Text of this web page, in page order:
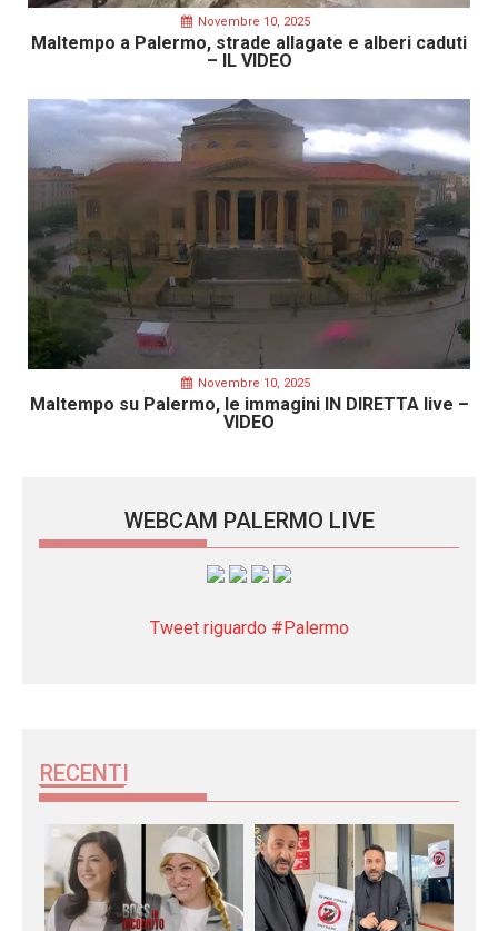
Novembre 10, 2025
Maltempo a Palermo, strade allagate e alberi caduti
– IL VIDEO
Novembre 10, 2025
Maltempo su Palermo, le immagini IN DIRETTA live –
VIDEO
WEBCAM PALERMO LIVE
Tweet riguardo #Palermo
RECENTI